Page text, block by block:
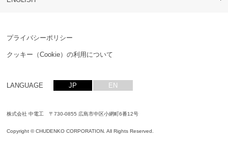
プライバシーポリシー
クッキー（Cookie）の利用について
LANGUAGE JP EN
株式会社 中電工 〒730-0855 広島市中区小網町6番12号
Copyright © CHUDENKO CORPORATION. All Rights Reserved.